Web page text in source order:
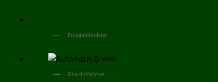
Premiumförderer
Klassikförderer